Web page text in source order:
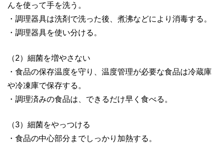
んを使って手を洗う。
・調理器具は洗剤で洗った後、煮沸などにより消毒する。
・調理器具を使い分ける。
（2）細菌を増やさない
・食品の保存温度を守り、温度管理が必要な食品は冷蔵庫
や冷凍庫で保存する。
・調理済みの食品は、できるだけ早く食べる。
（3）細菌をやっつける
・食品の中心部分までしっかり加熱する。